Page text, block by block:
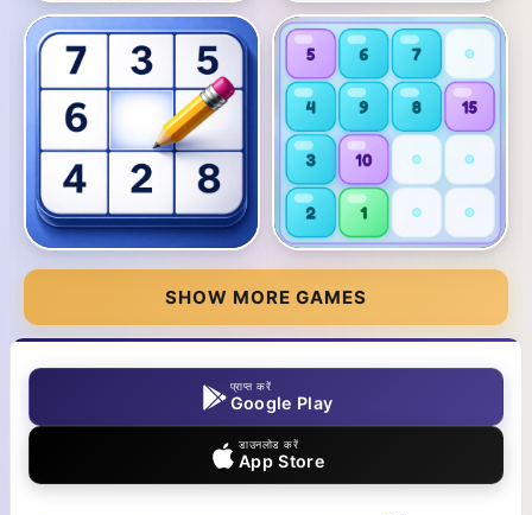
SHOW MORE GAMES
प्राप्त करें
Google Play
डाउनलोड करें
App Store